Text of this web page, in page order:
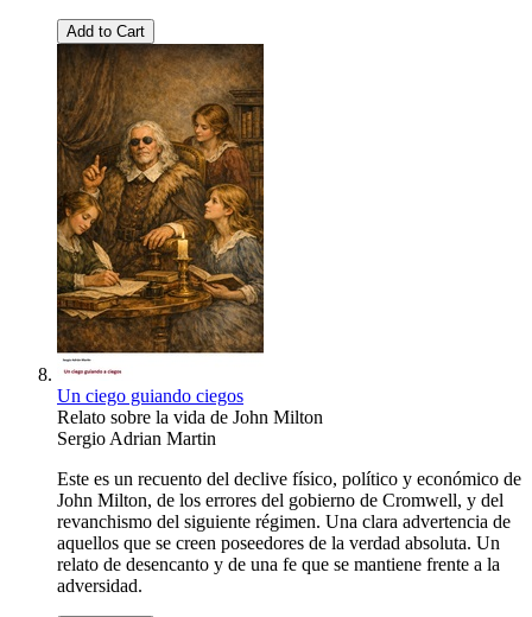
Add to Cart
Un ciego guiando ciegos
Relato sobre la vida de John Milton
Sergio Adrian Martin
Este es un recuento del declive físico, político y económico de
John Milton, de los errores del gobierno de Cromwell, y del
revanchismo del siguiente régimen. Una clara advertencia de
aquellos que se creen poseedores de la verdad absoluta. Un
relato de desencanto y de una fe que se mantiene frente a la
adversidad.